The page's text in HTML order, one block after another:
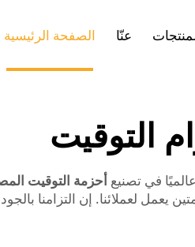
الصفحة الرئيسية عنّا
التوقيت
أحزمة التوقيت
من إنشاء منتج موثوق ومتين يعمل لعملائنا. إن